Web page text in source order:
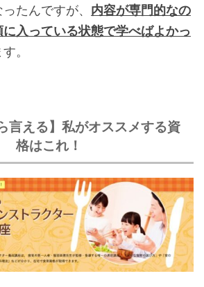
たんですが、 内容が専門的なの
入っている状態で学べばよかっ
。
言える】私がオススメする資
格はこれ！